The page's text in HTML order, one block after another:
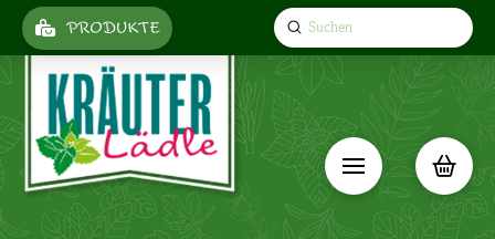
PRODUKTE Search
Submit